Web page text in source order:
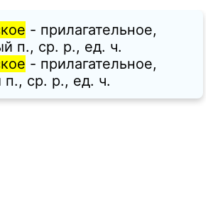
- прилагательное,
п., ср. p., ед. ч.
- прилагательное,
п., ср. p., ед. ч.